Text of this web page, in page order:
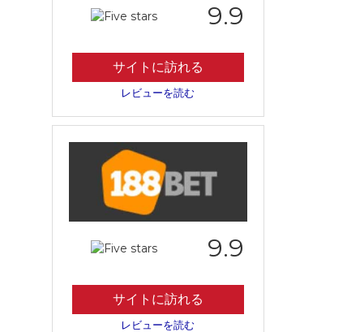
9.9
サイトに訪れる
レビューを読む
9.9
サイトに訪れる
レビューを読む